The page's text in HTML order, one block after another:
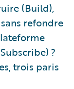
(Build),
refondre
?
trois paris